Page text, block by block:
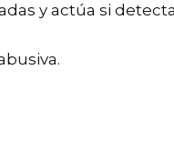
y actúa si